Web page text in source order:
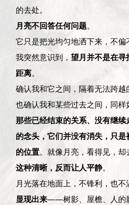
的去处。
月亮不回答任何问题。
它只是把光均匀地洒下来，不偏
我突然意识到，望月并不是在
距离。
确认我和它之间，隔着无法跨越
也确认我和某些过去之间，同样
那些已经结束的关系、没有继
的念头，它们并没有消失，只是
的位置。就像月亮，看得见，却
这种清晰，反而让人平静。
月光落在地面上，不锋利，也不
显现出来——树影、屋檐、人的